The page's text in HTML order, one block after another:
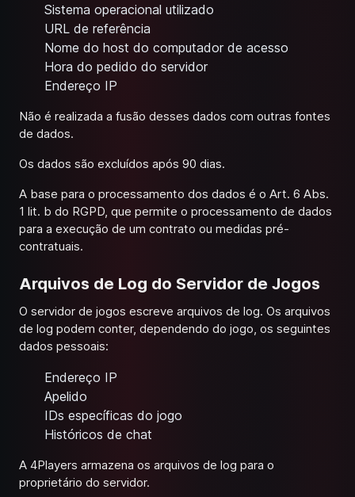
Sistema operacional utilizado
URL de referência
Nome do host do computador de acesso
Hora do pedido do servidor
Endereço IP
Não é realizada a fusão desses dados com outras fontes
de dados.
Os dados são excluídos após 90 dias.
A base para o processamento dos dados é o Art. 6 Abs.
1 lit. b do RGPD, que permite o processamento de dados
para a execução de um contrato ou medidas pré-
contratuais.
Arquivos de Log do Servidor de Jogos
O servidor de jogos escreve arquivos de log. Os arquivos
de log podem conter, dependendo do jogo, os seguintes
dados pessoais:
Endereço IP
Apelido
IDs específicas do jogo
Históricos de chat
A 4Players armazena os arquivos de log para o
proprietário do servidor.